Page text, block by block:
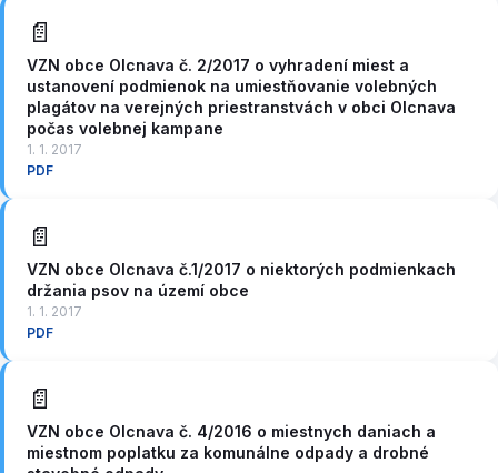
📄
VZN obce Olcnava č. 2/2017 o vyhradení miest a
ustanovení podmienok na umiestňovanie volebných
plagátov na verejných priestranstvách v obci Olcnava
počas volebnej kampane
1. 1. 2017
PDF
📄
VZN obce Olcnava č.1/2017 o niektorých podmienkach
držania psov na území obce
1. 1. 2017
PDF
📄
VZN obce Olcnava č. 4/2016 o miestnych daniach a
miestnom poplatku za komunálne odpady a drobné